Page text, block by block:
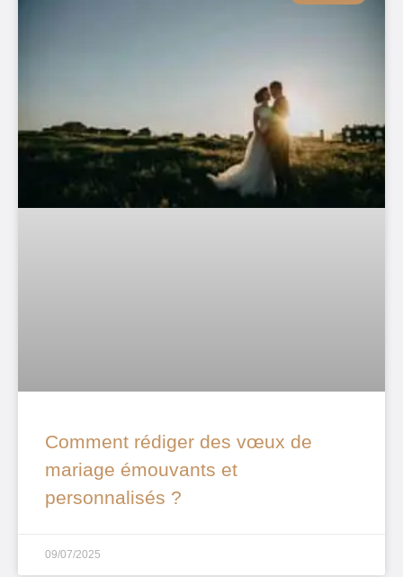
Comment rédiger des vœux de
mariage émouvants et
personnalisés ?
09/07/2025